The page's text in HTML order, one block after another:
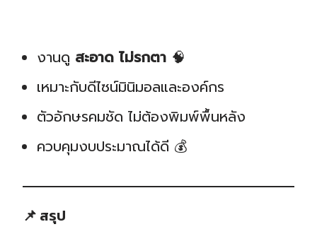
งานดู สะอาด ไม่รกตา 🧠
เหมาะกับดีไซน์มินิมอลและองค์กร
ตัวอักษรคมชัด ไม่ต้องพิมพ์พื้นหลัง
ควบคุมงบประมาณได้ดี 💰
📌 สรุป